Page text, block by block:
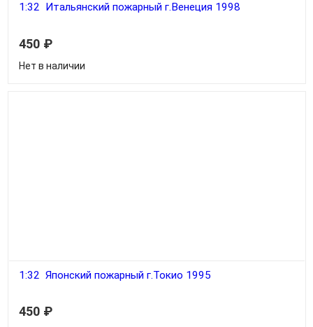
1:32 Итальянский пожарный г.Венеция 1998
450 ₽
Нет в наличии
1:32 Японский пожарный г.Токио 1995
450 ₽